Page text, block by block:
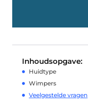
Inhoudsopgave:
Huidtype
Wimpers
Veelgestelde vragen